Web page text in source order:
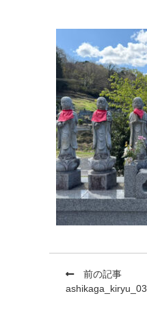
前の記事
ashikaga_kiryu_03